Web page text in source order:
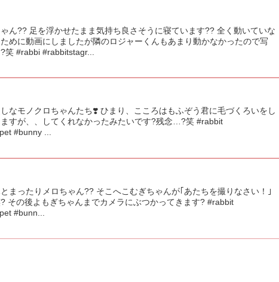
ん?? 足を浮かせたまま気持ち良さそうに寝ています?? 全く動いていな
めに動画にしましたが隣のロジャーくんもあまり動かなかったので写
笑 #rabbi #rabbitstagr...
なモノクロちゃんたち❣️ ひまり、こころはもふぞう君に毛づくろいをし
すが、、してくれなかったみたいです?残念…?笑 #rabbit
#bunny ...
まったりメロちゃん?? そこへこむぎちゃんが｢あたちを撮りなさい！｣
その後よもぎちゃんまでカメラにぶつかってきます? #rabbit
#bunn...